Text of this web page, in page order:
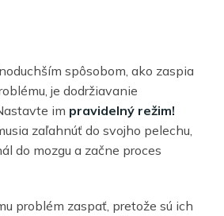
spôsobom, ako zaspia
je dodržiavanie
im pravidelný režim!
zaľahnúť do svojho pelechu,
do mozgu a začne proces
problém zaspať, pretože sú ich